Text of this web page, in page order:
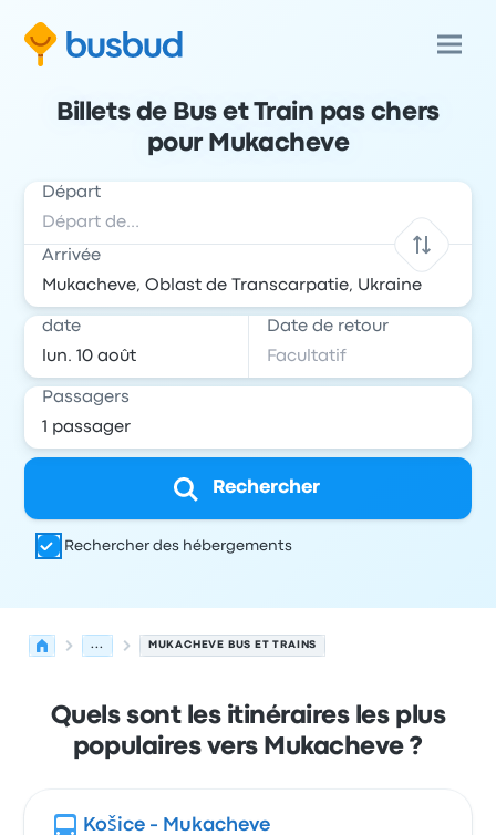
Billets de Bus et Train pas chers
pour Mukacheve
Départ
Arrivée
date Date de retour
Passagers
Rechercher
Rechercher des hébergements
... MUKACHEVE BUS ET TRAINS
Quels sont les itinéraires les plus
populaires vers Mukacheve ?
Košice - Mukacheve